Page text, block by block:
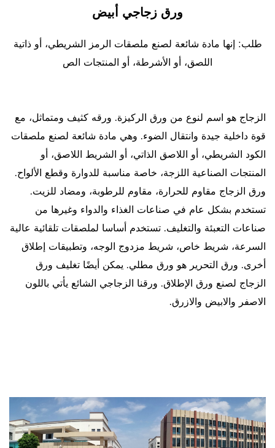
ورق زجاجي أبيض
طلب: إنها مادة شائعة لصنع ملصقات الرمز الشريطي، أو ذاتية
اللصق، أو الأشرطة، أو المنتجات الص
الزجاج هو اسم لنوع من ورق الركيزة. ورقه كثيف ومتماثل، مع
قوة داخلية جيدة وانتقال الضوء. وهي مادة شائعة لصنع ملصقات
الكود الشريطي، أو اللاصق الذاتي، أو الشريط اللاصق، أو
المنتجات الصناعية اللزجة، خاصة مناسبة للدوارة وقطع الألواح.
ورق الزجاج مقاوم للحرارة، مقاوم للرطوبة، ومضاد للزيت.
تستخدم بشكل عام في صناعات الغذاء والدواء وغيرها من
صناعات التعبئة والتغليف. تستخدم أساسا لملصقات تلقائية عالية
السرعة، شريط خاص، شريط مزدوج الوجه، وتطبيقات إطلاق
أخرى. ورق التحرير هو ورق مطلي. يمكن أيضًا تغليف ورق
الزجاج لصنع ورق الإطلاق. ورقنا الزجاجي الشائع يأتي باللون
الاصفر والابيض والازرق.